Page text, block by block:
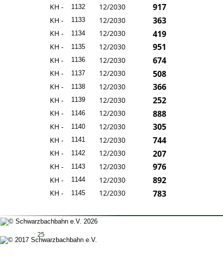
KH - 1132 12/2030 917
KH - 1133 12/2030 363
KH - 1134 12/2030 419
KH - 1135 12/2030 951
KH - 1136 12/2030 674
KH - 1137 12/2030 508
KH - 1138 12/2030 366
KH - 1139 12/2030 252
KH - 1140 12/2030 305
KH - 1141 12/2030 744
KH - 1142 12/2030 207
KH - 1143 12/2030 976
KH - 1144 12/2030 892
KH - 1145 12/2030 783
KH - 1146 12/2030 888
25